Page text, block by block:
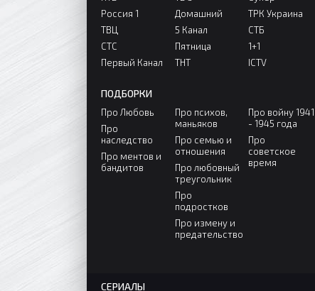
Россия 1
ТВЦ
СТС
Первый Канал
Домашний
5 Канал
Пятница
ТНТ
ТРК Украина
СТБ
1+1
ICTV
ПОДБОРКИ
Про Любовь
Про
наследство
Про ментов и
бандитов
Про психов,
маньяков
Про семью и
отношения
Про любовный
треугольник
Про
подростков
Про измену и
предательство
Про войну 1941
- 1945 года
Про
советское
время
СЕРИАЛЫ